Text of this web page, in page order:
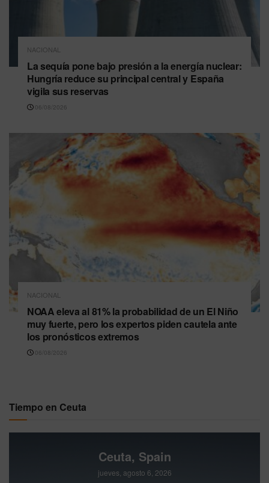
NACIONAL
La sequía pone bajo presión a la energía nuclear:
Hungría reduce su principal central y España
vigila sus reservas
06/08/2026
NACIONAL
NOAA eleva al 81% la probabilidad de un El Niño
muy fuerte, pero los expertos piden cautela ante
los pronósticos extremos
06/08/2026
Tiempo en Ceuta
Ceuta, Spain
jueves, agosto 6, 2026